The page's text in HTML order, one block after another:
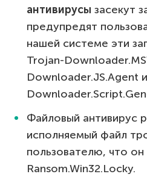
антивирусы засекут
предупредят
нашей системе эти
Trojan-
Downloader.JS.Agent
Файловый антивирус
исполняемый файл
пользователю, что
Ransom.Win32.Locky.